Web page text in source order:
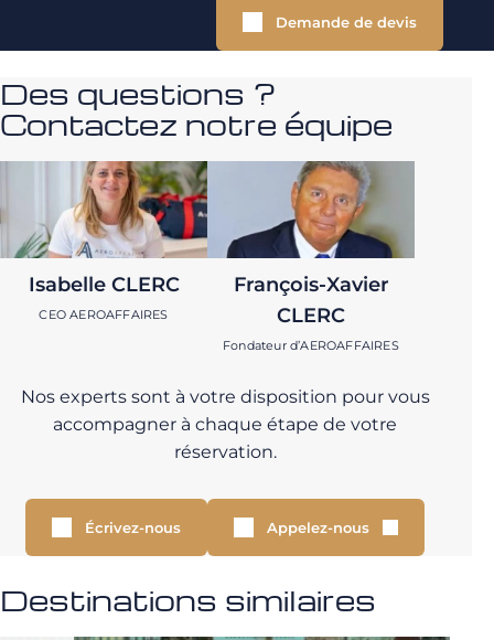
Demande de devis
Des questions ?
Contactez notre équipe
Isabelle CLERC
CEO AEROAFFAIRES
François-Xavier
CLERC
Fondateur d’AEROAFFAIRES
Nos experts sont à votre disposition pour vous
accompagner à chaque étape de votre
réservation.
Écrivez-nous Appelez-nous
Destinations similaires